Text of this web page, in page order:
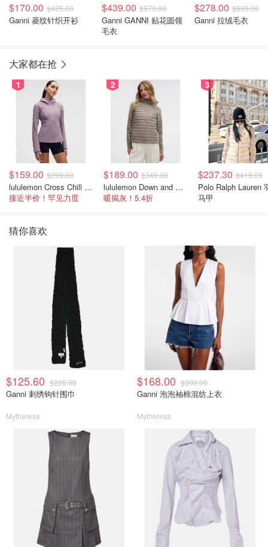
$170.00 $425.00
Ganni 菱纹针织开衫
$439.00 $570.00
Ganni GANNI 贴花圆领
毛衣
$278.00 $695.00
Ganni 拉绒毛衣
大家都在抢
1
$159.00 $299.00
lululemon Cross Chill 女士运动外套
接近半价！罕见力度
2
$189.00 $349.00
lululemon Down and Around 羽绒夹克
暖揭灰！5.4折
3
$237.30 $419.00
Polo Ralph Lauren
马甲
猜你喜欢
$125.60 $225.00
Ganni 刺绣钩针围巾
Mytheresa
$168.00 $300.00
Ganni 泡泡袖棉混纺上衣
Mytheresa